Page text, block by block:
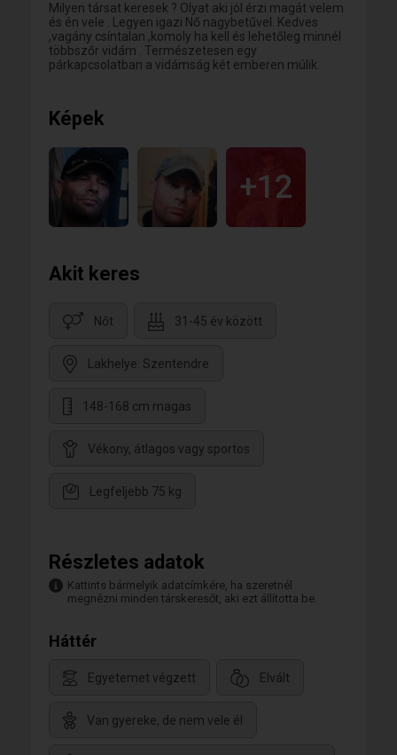
Milyen társat keresek ? Olyat aki jól érzi magát velem
és én vele . Legyen igazi Nő nagybetűvel. Kedves
,vagány csíntalan ,komoly ha kell és lehetőleg minnél
többszőr vidám . Természetesen egy
párkapcsolatban a vidámság két emberen múlik.
Képek
+12
Akit keres
Nőt 31-45 év között
Lakhelye: Szentendre
148-168 cm magas
Vékony, átlagos vagy sportos
Legfeljebb 75 kg
Részletes adatok
Kattints bármelyik adatcímkére, ha szeretnél
megnézni minden társkeresőt, aki ezt állította be.
Háttér
Egyetemet végzett Elvált
Van gyereke, de nem vele él